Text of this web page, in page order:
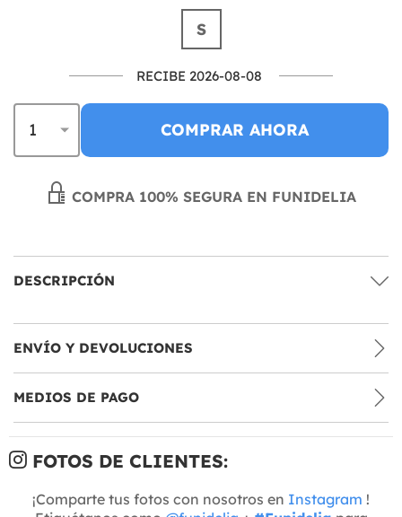
S
RECIBE 2026-08-08
COMPRAR AHORA
COMPRA 100% SEGURA EN FUNIDELIA
DESCRIPCIÓN
ENVÍO Y DEVOLUCIONES
MEDIOS DE PAGO
FOTOS DE CLIENTES:
¡Comparte tus fotos con nosotros en Instagram !